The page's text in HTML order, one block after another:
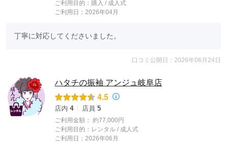
ご利用目的： 購入 / 成人式
ご利用日：2026年04月
丁寧に対応してくださいました。
口コミ公開日：2026年06月24日
ハタチの振袖 アンジュ岐阜店
4.5
店内 4 店員 5
ご利用金額： 約77,000円
ご利用目的： レンタル / 成人式
ご利用日：2026年06月